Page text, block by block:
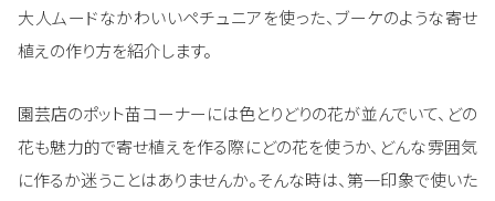
大人ムードなかわいいペチュニアを使った、ブーケのような寄せ
植えの作り方を紹介します。
園芸店のポット苗コーナーには色とりどりの花が並んでいて、どの
花も魅力的で寄せ植えを作る際にどの花を使うか、どんな雰囲気
に作るか迷うことはありませんか。そんな時は、第一印象で使いた